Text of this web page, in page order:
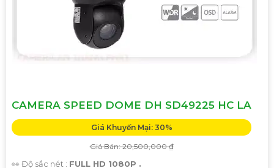
CAMERA SPEED DOME DH SD49225 HC LA
Giá Khuyến Mại: 30%
Giá Bán: 20,500,000 ₫
👀 Độ sắc nét : FULL HD 1080P .